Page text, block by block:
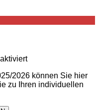
2026 können Sie hier
zu Ihren individuellen